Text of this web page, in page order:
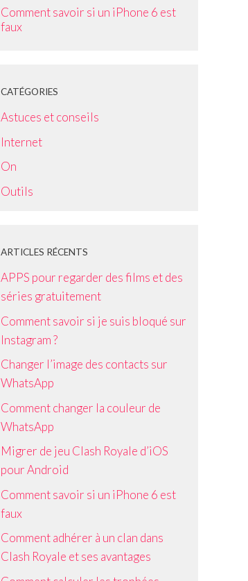
Comment savoir si un iPhone 6 est
faux
CATÉGORIES
Astuces et conseils
Internet
On
Outils
ARTICLES RÉCENTS
APPS pour regarder des films et des
séries gratuitement
Comment savoir si je suis bloqué sur
Instagram ?
Changer l’image des contacts sur
WhatsApp
Comment changer la couleur de
WhatsApp
Migrer de jeu Clash Royale d’iOS
pour Android
Comment savoir si un iPhone 6 est
faux
Comment adhérer à un clan dans
Clash Royale et ses avantages